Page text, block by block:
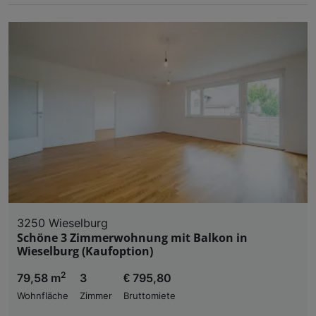
3250 Wieselburg
Schöne 3 Zimmerwohnung mit Balkon in
Wieselburg (Kaufoption)
79,58 m2
Wohnfläche
3
Zimmer
€ 795,80
Bruttomiete